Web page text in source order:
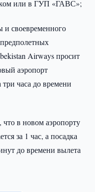
или в ГУП «ГАВС»;
и своевременного
Airways просит
аэропорт
три часа до времени
в новом аэропорту
за 1 час, а посадка
до времени вылета